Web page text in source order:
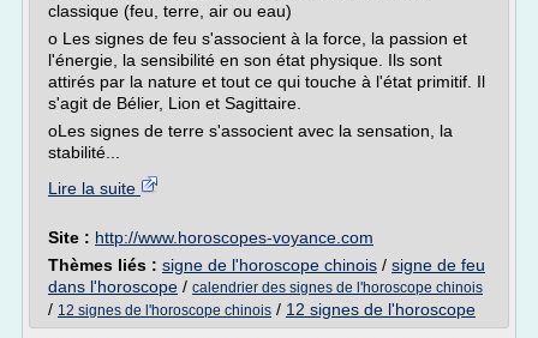
classique (feu, terre, air ou eau)
o Les signes de feu s'associent à la force, la passion et
l'énergie, la sensibilité en son état physique. Ils sont
attirés par la nature et tout ce qui touche à l'état primitif. Il
s'agit de Bélier, Lion et Sagittaire.
oLes signes de terre s'associent avec la sensation, la
stabilité...
Lire la suite
Site : http://www.horoscopes-voyance.com
Thèmes liés : signe de l'horoscope chinois / signe de feu
dans l'horoscope / calendrier des signes de l'horoscope chinois
/ 12 signes de l'horoscope chinois / 12 signes de l'horoscope